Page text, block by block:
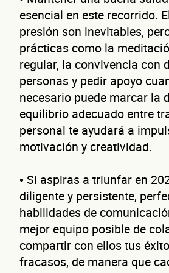
esencial en este recorrido.
presión son inevitables,
prácticas como la
regular, la convivencia con
personas y pedir apoyo
necesario puede marcar la
equilibrio adecuado entre
personal te ayudará a
motivación y creatividad.
• Si aspiras a triunfar en
diligente y persistente,
habilidades de
mejor equipo posible de
compartir con ellos tus
fracasos, de manera que
Nombre(s)
Primer apellido
Segundo apellido
Teléfono
Correo electrónico
Confirma tu correo electrónico